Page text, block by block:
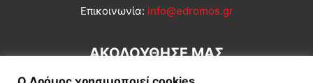
Επικοινωνία: info@edromos.gr
ΑΚΟΛΟΥΘΗΣΕ ΜΑΣ